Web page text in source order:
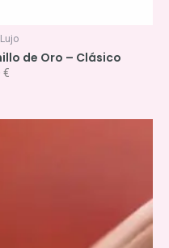
de Oro – Clásico
€